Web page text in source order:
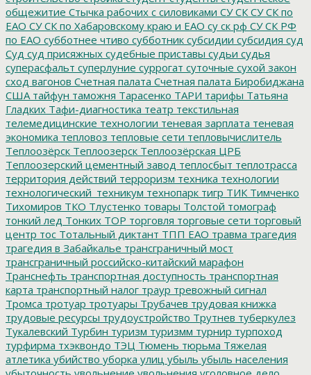
общежитие Стычка рабочих с силовиками СУ СК СУ СК по
ЕАО СУ СК по Хабаровскому краю и ЕАО су ск рф СУ СК РФ
по ЕАО субботнее чтиво субботник субсидии субсидия суд
Суд суд присяжных судебные приставы судьи судья
суперасфальт суперлуние суррогат суточные сухой закон
сход вагонов Счетная палата Счетная палата Биробиджана
США тайфун таможня Тарасенко ТАРИ тарифы Татьяна
Гладких Тафи-диагностика театр текстильная
телемедицинские технологии теневая зарплата теневая
экономика тепловоз тепловые сети тепловычислитель
Теплоозёрск Теплоозерск Теплоозёрская ЦРБ
Теплоозерский цементный завод теплосбыт теплотрасса
территория действий терроризм техника технологии
технологический_техникум технопарк тигр ТИК Тимченко
Тихомиров ТКО Тлустенко товары Толстой томограф
тонкий лед Тонких ТОР торговля торговые сети торговый
центр тос Тотальный диктант ТПП ЕАО травма трагедия
трагедия в Забайкалье трансграничный мост
трансграничный российско-китайский марафон
Транснефть транспортная доступность транспортная
карта транспортный налог траур тревожный сигнал
Тромса тротуар тротуары Трубачев трудовая книжка
трудовые ресурсы трудоустройство Трутнев туберкулез
Тукалевский Турбин туризм туризмм турнир турпоход
турфирма тхэквондо ТЭЦ Тюмень тюрьма Тяжелая
атлетика убийство уборка улиц убыль убыль населения